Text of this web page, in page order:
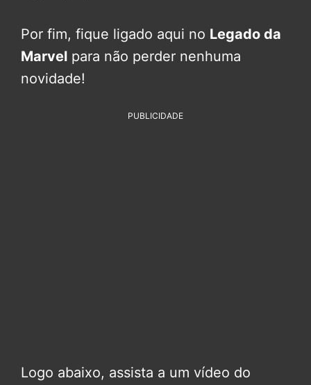
Por fim, fique ligado aqui no Legado da
Marvel para não perder nenhuma
novidade!
PUBLICIDADE
Logo abaixo, assista a um vídeo do